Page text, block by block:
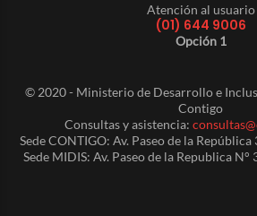
Atención al usuario
(01) 644 9006
Opción 1
© 2020 - Ministerio de Desarrollo e
Contigo
Consultas y asistencia:
Sede CONTIGO: Av. Paseo de la
Sede MIDIS: Av. Paseo de la Republica